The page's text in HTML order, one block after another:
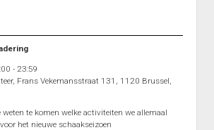
- 23:59
Frans Vekemansstraat 131, 1120 Brussel,
te komen welke activiteiten we allemaal
het nieuwe schaakseizoen